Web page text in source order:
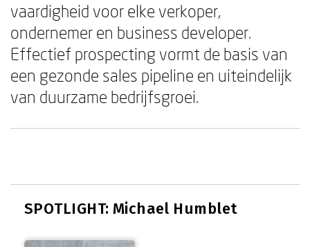
vaardigheid voor elke verkoper,
ondernemer en business developer.
Effectief prospecting vormt de basis van
een gezonde sales pipeline en uiteindelijk
van duurzame bedrijfsgroei.
SPOTLIGHT: Michael Humblet